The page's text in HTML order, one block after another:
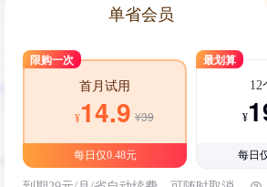
单省会员
限购一次
首月试用
¥14.9 ¥39
每日仅0.48元
最划算
12
¥
每日